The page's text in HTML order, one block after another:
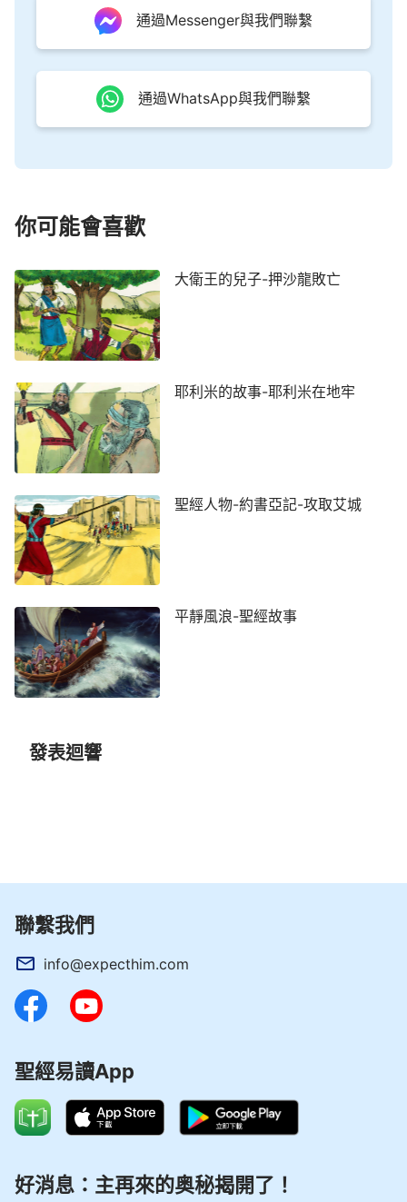
通過Messenger與我們聯繫
通過WhatsApp與我們聯繫
你可能會喜歡
大衛王的兒子-押沙龍敗亡
耶利米的故事-耶利米在地牢
聖經人物-約書亞記-攻取艾城
平靜風浪-聖經故事
發表迴響
聯繫我們
info@expecthim.com
聖經易讀App
好消息：主再來的奥秘揭開了！